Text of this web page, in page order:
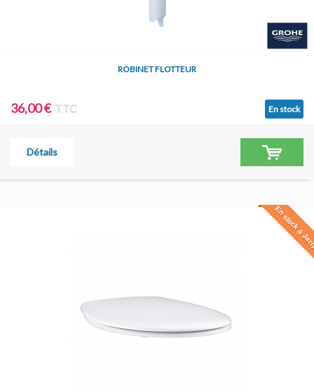
ROBINET FLOTTEUR
36,00 € TTC En stock
Détails
En stock à